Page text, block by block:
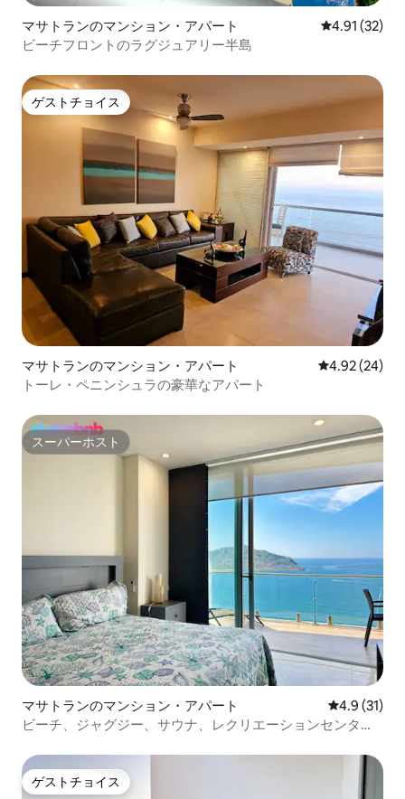
マサトランのマンション・アパート レビュー32
4.91 (32)
ビーチフロントのラグジュアリー半島
ゲストチョイス
ゲストチョイス
マサトランのマンション・アパート レビュー24
4.92 (24)
トーレ・ペニンシュラの豪華なアパート
スーパーホスト
スーパーホスト
マサトランのマンション・アパート レビュー31
4.9 (31)
ビーチ、ジャグジー、サウナ、レクリエーションセンタ
ゲストチョイス
ゲストチョイス